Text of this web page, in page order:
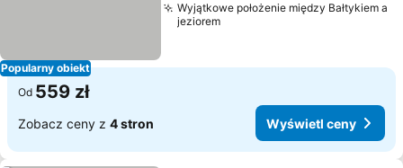
Popularny obiekt
Wyjątkowe położenie między Bałtykiem a
jeziorem
Od 559 zł
Zobacz ceny z 4 stron Wyświetl ceny